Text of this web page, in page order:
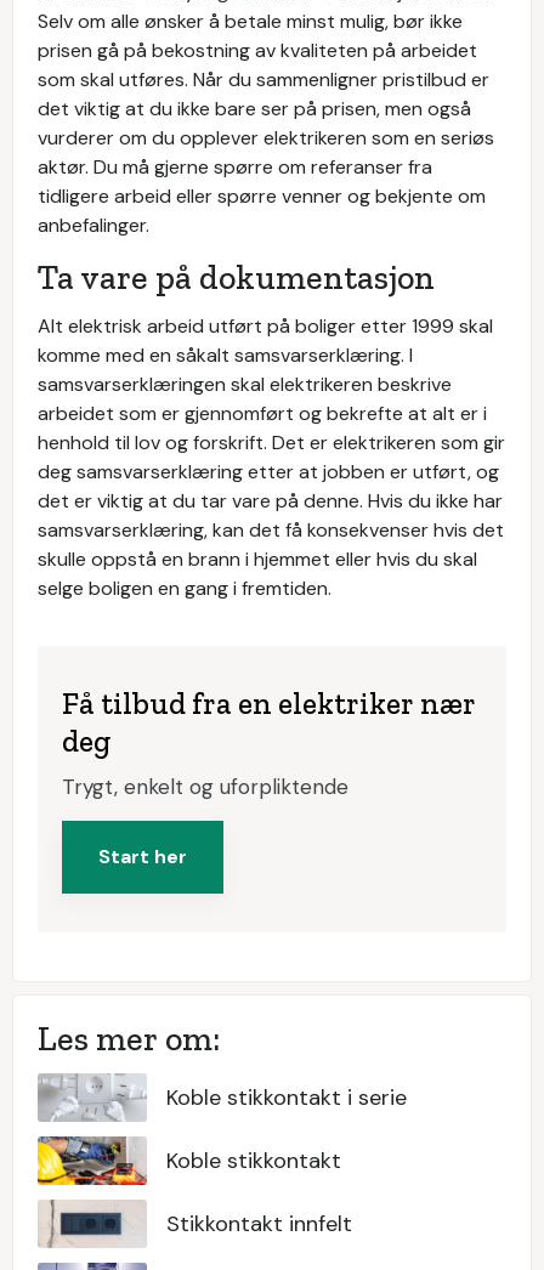
Selv om alle ønsker å betale minst mulig, bør ikke
prisen gå på bekostning av kvaliteten på arbeidet
som skal utføres. Når du sammenligner pristilbud er
det viktig at du ikke bare ser på prisen, men også
vurderer om du opplever elektrikeren som en seriøs
aktør. Du må gjerne spørre om referanser fra
tidligere arbeid eller spørre venner og bekjente om
anbefalinger.
Ta vare på dokumentasjon
Alt elektrisk arbeid utført på boliger etter 1999 skal
komme med en såkalt samsvarserklæring. I
samsvarserklæringen skal elektrikeren beskrive
arbeidet som er gjennomført og bekrefte at alt er i
henhold til lov og forskrift. Det er elektrikeren som gir
deg samsvarserklæring etter at jobben er utført, og
det er viktig at du tar vare på denne. Hvis du ikke har
samsvarserklæring, kan det få konsekvenser hvis det
skulle oppstå en brann i hjemmet eller hvis du skal
selge boligen en gang i fremtiden.
Få tilbud fra en elektriker nær
deg
Trygt, enkelt og uforpliktende
Start her
Les mer om:
Koble stikkontakt i serie
Koble stikkontakt
Stikkontakt innfelt